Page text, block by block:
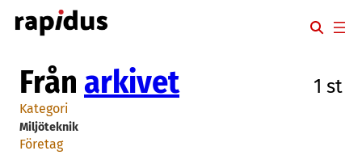
Hoppa
till
Från arkivet 1 st
Kategori
Miljöteknik
Företag